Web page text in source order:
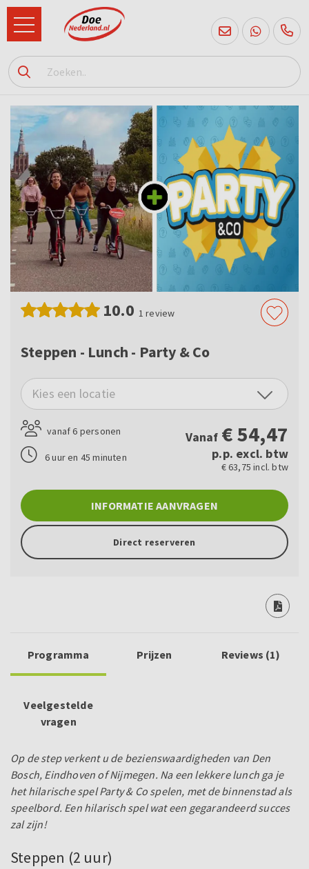
085
760
10.0 1 review
Steppen - Lunch - Party & Co
Kies een locatie
vanaf 6 personen
6 uur en 45 minuten
Vanaf €54,47
p.p. excl. btw
€ 63,75 incl. btw
INFORMATIE AANVRAGEN
Direct reserveren
Programma Prijzen Reviews (1)
Veelgestelde
vragen
Op de step verkent u de bezienswaardigheden van Den
Bosch, Eindhoven of Nijmegen. Na een lekkere lunch ga je
het hilarische spel Party & Co spelen, met de binnenstad als
speelbord. Een hilarisch spel wat een gegarandeerd succes
zal zijn!
Steppen (2 uur)